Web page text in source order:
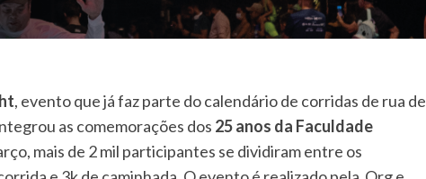
, evento que já faz parte do calendário de corridas de rua de
as comemorações dos 25 anos da Faculdade
mais de 2 mil participantes se dividiram entre os